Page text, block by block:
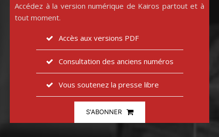
Accédez à la version numérique de Kairos partout et à
tout moment.
Accès aux versions PDF
Consultation des anciens numéros
Vous soutenez la presse libre
S'ABONNER